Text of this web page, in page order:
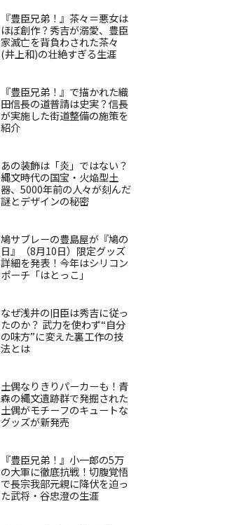
『豊臣兄弟！』茶々＝悪女は
ほぼ創作？秀吉が溺愛、豊臣
家滅亡を背負わされた茶々
(井上和)の壮絶すぎる生涯
『豊臣兄弟！』で描かれた織
田信長の道普請は史実？信長
が実施した街道整備の施策を
紹介
あの装飾は「炎」ではない？
縄文時代の国宝・火焔型土
器、5000年前の人々が刻んだ
謎とデザインの秘密
鳩サブレーの豊島屋が『鳩の
日』（8月10日）限定グッズ
詳細を発表！今年はシリコン
ポーチ「はとっこ」
なぜ浅井の旧臣は秀吉に従っ
たのか？ 武力を使わず“自分
の味方”に変えた裏工作の技
法とは
土偶なりきりパーカーも！青
森の縄文遺跡群で発掘された
土偶がモチーフのキュートな
グッズが新発売
『豊臣兄弟！』小一郎の5万
の大軍に徹底抗戦！切腹覚悟
で長宗我部元親に降伏を迫っ
た武将・谷忠澄の生涯